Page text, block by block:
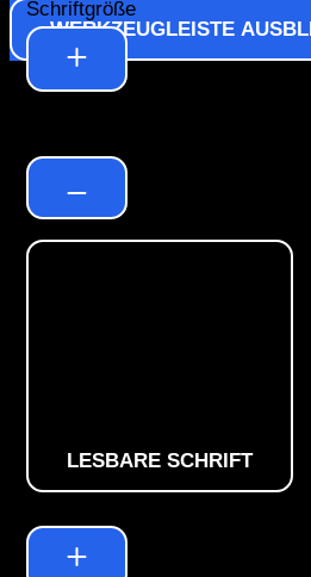
WERKZEUGLEISTE
Schriftgröße
LESBARE SCHRIFT